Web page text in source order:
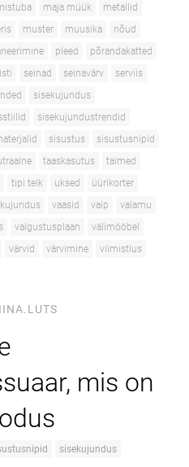
maja müük
metallid
muster muusika
nõud
pleed
põrandakatted
seinad seinavärv
serviis
sisekujundus
sisekujundustrendid
sisustus
sisustusnipid
taaskasutus
taimed
tipi telk uksed
üürikorter
vaasid vaip
valamu
valgustusplaan
välimööbel
värvid värvimine
viimistlus
mis on
sisekujundus